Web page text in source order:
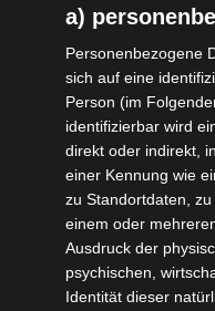
Geld.
Den SQQ10 und
findest Du wie
Download hier:
SQQ10 ICT –
#igvw #isdv
#selbständig
a)
Personenbezogene
sich auf eine
Person (im
identifizierbar wird
direkt oder indirekt,
einer Kennung wie
zu Standortdaten,
einem oder
Ausdruck der
psychischen,
Identität dieser